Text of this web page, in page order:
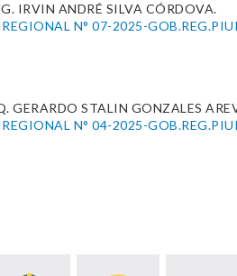
IRVIN ANDRÉ SILVA CÓRDOVA.
N° 07-2025-
GERARDO STALIN GONZALES
N° 04-2025-